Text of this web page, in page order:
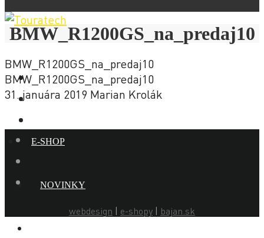
E-SHOP
NOVINKY
BMW_R1200GS_na_predaj10
BMW_R1200GS_na_predaj10
BMW_R1200GS_na_predaj10
31. januára 2019 Marian Krolák
webdesign | e-shopy | bajan.sk